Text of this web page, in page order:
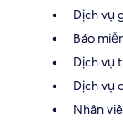
Dịch vụ
Báo
Dịch vụ
Dịch vụ
Nhân